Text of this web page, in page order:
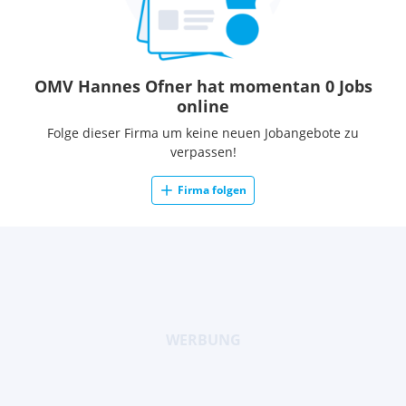
OMV Hannes Ofner hat momentan 0 Jobs
online
Folge dieser Firma um keine neuen Jobangebote zu
verpassen!
Firma folgen